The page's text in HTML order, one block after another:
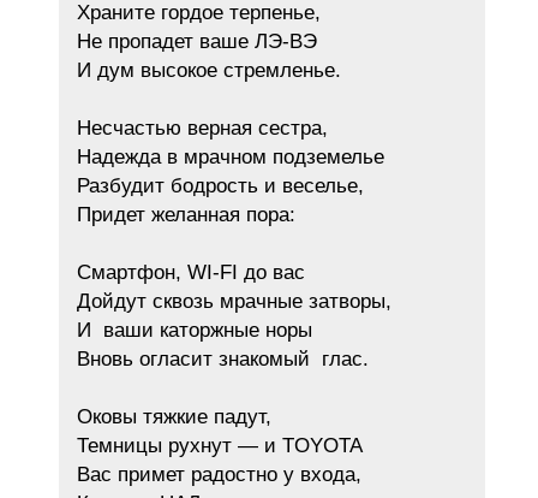
Храните гордое терпенье,
Не пропадет ваше ЛЭ-ВЭ
И дум высокое стремленье.
Несчастью верная сестра,
Надежда в мрачном подземелье
Разбудит бодрость и веселье,
Придет желанная пора:
Смартфон, WI-FI до вас
Дойдут сквозь мрачные затворы,
И ваши каторжные норы
Вновь огласит знакомый глас.
Оковы тяжкие падут,
Темницы рухнут — и TOYOTA
Вас примет радостно у входа,